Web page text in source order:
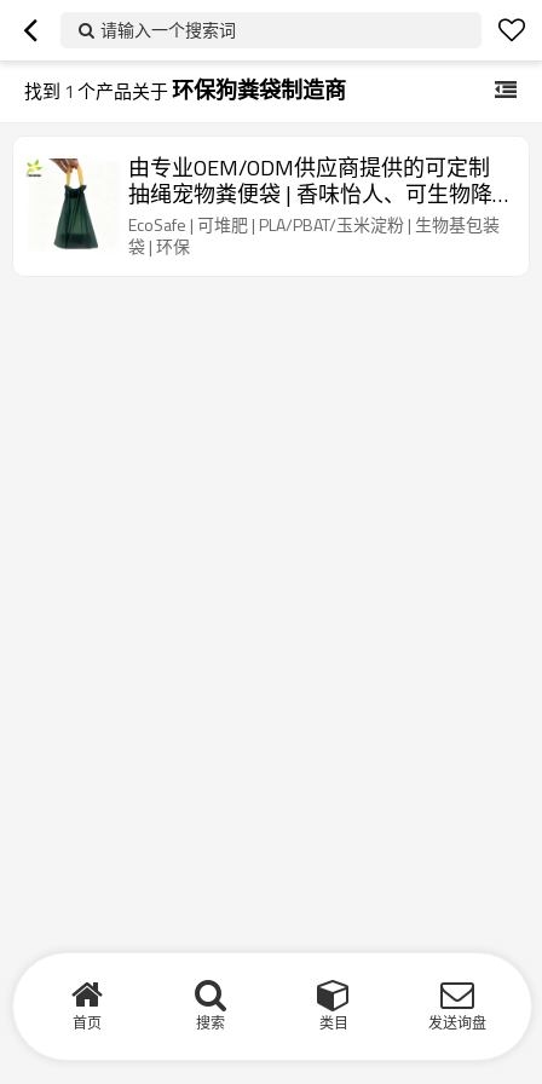
请输入一个搜索词
找到 1 个产品关于环保狗粪袋制造商
由专业OEM/ODM供应商提供的可定制
抽绳宠物粪便袋 | 香味怡人、可生物降
解的玉米淀粉材质 | 为全球品牌提供环
保解决方案
EcoSafe | 可堆肥 | PLA/PBAT/玉米淀粉 | 生物基包装
袋 | 环保
首页 搜索 类目 发送询盘